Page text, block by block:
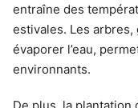
entraîne des
estivales. Les
évaporer l’eau,
environnants.
De plus, la plantation